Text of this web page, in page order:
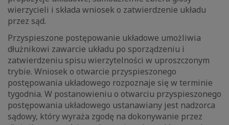
wierzycieli i składa wniosek o zatwierdzenie układu
przez sąd.
Przyspieszone postępowanie układowe umożliwia
dłużnikowi zawarcie układu po sporządzeniu i
zatwierdzeniu spisu wierzytelności w uproszczonym
trybie. Wniosek o otwarcie przyspieszonego
postępowania układowego rozpoznaje się w terminie
tygodnia. W postanowieniu o otwarciu przyspieszonego
postępowania układowego ustanawiany jest nadzorca
sądowy, który wyraża zgodę na dokonywanie przez